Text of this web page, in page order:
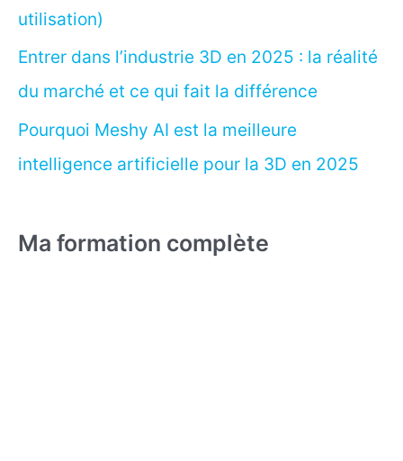
utilisation)
Entrer dans l’industrie 3D en 2025 : la réalité
du marché et ce qui fait la différence
Pourquoi Meshy AI est la meilleure
intelligence artificielle pour la 3D en 2025
Ma formation complète